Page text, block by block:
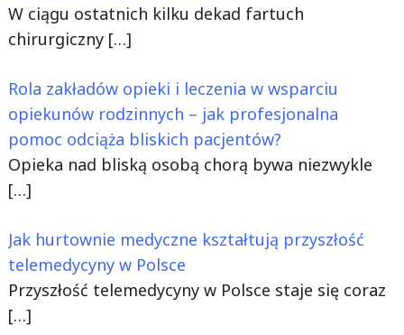
W ciągu ostatnich kilku dekad fartuch
chirurgiczny […]
Rola zakładów opieki i leczenia w wsparciu
opiekunów rodzinnych – jak profesjonalna
pomoc odciąża bliskich pacjentów?
Opieka nad bliską osobą chorą bywa niezwykle
[…]
Jak hurtownie medyczne kształtują przyszłość
telemedycyny w Polsce
Przyszłość telemedycyny w Polsce staje się coraz
[…]